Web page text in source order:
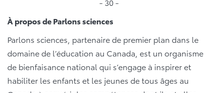
À propos de Parlons sciences
Parlons sciences, partenaire de premier plan dans le
domaine de l’éducation au Canada, est un organisme
de bienfaisance national qui s’engage à inspirer et
habiliter les enfants et les jeunes de tous âges au